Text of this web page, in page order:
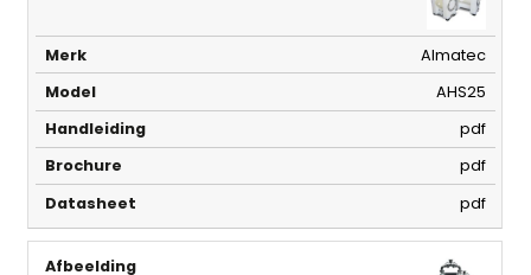
Almatec
AHS25
pdf
pdf
pdf